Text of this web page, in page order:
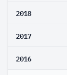
2018
2017
2016